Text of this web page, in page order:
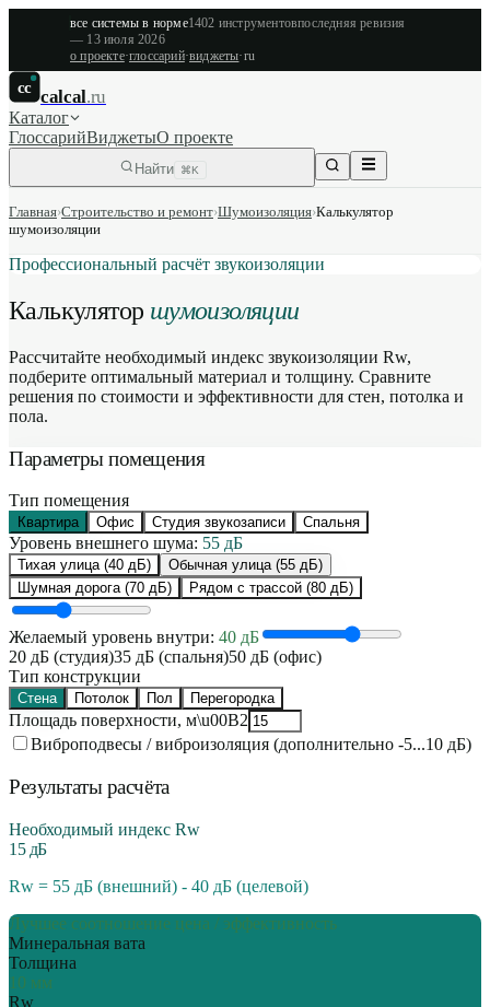
все системы в норме1402 инструментовпоследняя ревизия
— 13 июля 2026
о проекте·глоссарий·виджеты·ru
cc calcal.ru
Каталог
ГлоссарийВиджетыО проекте
Найти ⌘K
Главная›Строительство и ремонт›Шумоизоляция›Калькулятор
шумоизоляции
Профессиональный расчёт звукоизоляции
Калькулятор шумоизоляции
Рассчитайте необходимый индекс звукоизоляции Rw,
подберите оптимальный материал и толщину. Сравните
решения по стоимости и эффективности для стен, потолка и
пола.
Параметры помещения
Тип помещения
Квартира Офис Студия звукозаписи Спальня
Уровень внешнего шума: 55 дБ
Тихая улица(40 дБ) Обычная улица(55 дБ)
Шумная дорога(70 дБ) Рядом с трассой (80 дБ)
Желаемый уровень внутри: 40 дБ
20 дБ (студия)35 дБ (спальня)50 дБ (офис)
Тип конструкции
Стена Потолок Пол Перегородка
Площадь поверхности, м\u00B2
Виброподвесы / виброизоляция (дополнительно -5...10 дБ)
Результаты расчёта
Необходимый индекс Rw
15дБ
Rw = 55 дБ (внешний) - 40 дБ (целевой)
Лучшее соотношение цена / эффективность
Минеральная вата
Толщина
10 мм
Rw